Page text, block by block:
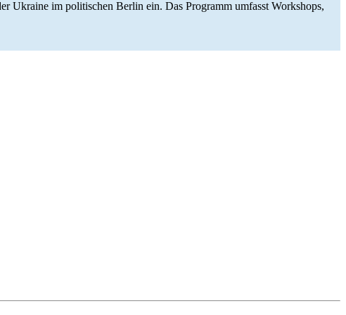
Ukraine im poli­ti­schen Berlin ein. Das Pro­gramm umfasst Work­shops,